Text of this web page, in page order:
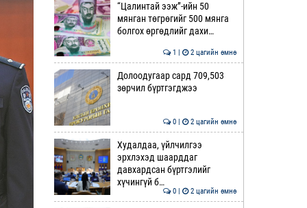
“Цалинтай ээж”-ийн 50
мянган төгрөгийг 500 мянга
болгох өргөдлийг дахи…
1 | 2 цагийн өмнө
Долоодугаар сард 709,503
зөрчил бүртгэгджээ
0 | 2 цагийн өмнө
Худалдаа, үйлчилгээ
эрхлэхэд шаарддаг
давхардсан бүртгэлийг
хүчингүй б…
0 | 2 цагийн өмнө